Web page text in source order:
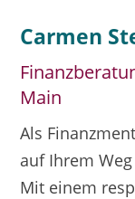
Carmen
Main
Als
auf Ihrem
Mit einem